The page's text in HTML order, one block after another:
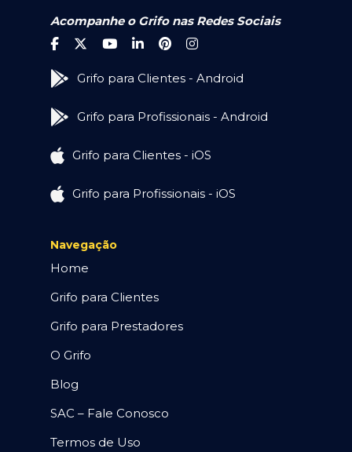
Acompanhe o Grifo nas Redes Sociais
Grifo para Clientes - Android
Grifo para Profissionais - Android
Grifo para Clientes - iOS
Grifo para Profissionais - iOS
Navegação
Home
Grifo para Clientes
Grifo para Prestadores
O Grifo
Blog
SAC – Fale Conosco
Termos de Uso